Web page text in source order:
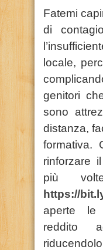
Fatemi
di
locale,
genitori
sono
distanza,
formativa.
rinforzare
più
https://
aperte le
reddito